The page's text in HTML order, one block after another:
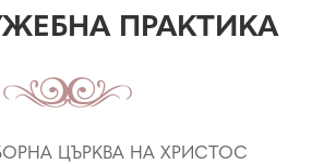
ПРАКТИКА
ЦЪРКВА НА ХРИСТОС